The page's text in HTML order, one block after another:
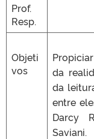
Prof.
Resp.
Objeti
vos
da
da
entre
Darcy
Saviani.